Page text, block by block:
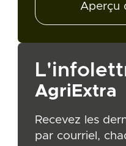
Aperçu
AgriExtra
Recevez les
par courriel,